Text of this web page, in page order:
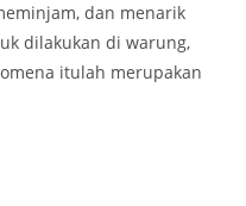
dan menarik
dilakukan di warung,
itulah merupakan